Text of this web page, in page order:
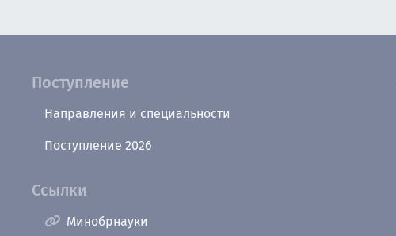
Поступление
Направления и специальности
Поступление 2026
Ссылки
Минобрнауки